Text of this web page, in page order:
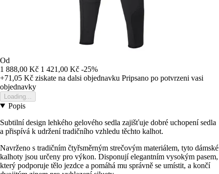
Od
1 888,00 Kč 1 421,00 Kč -25%
+71,05 Kč ziskate na dalsi objednavku Pripsano po potvrzeni vasi
objednavky
Loading...
Popis
Subtilní design lehkého gelového sedla zajišťuje dobré uchopení sedla
a přispívá k udržení tradičního vzhledu těchto kalhot.
Navrženo s tradičním čtyřsměrným strečovým materiálem, tyto dámské
kalhoty jsou určeny pro výkon. Disponují elegantním vysokým pasem,
který podporuje tělo jezdce a pomáhá mu správně se umístit, a končí